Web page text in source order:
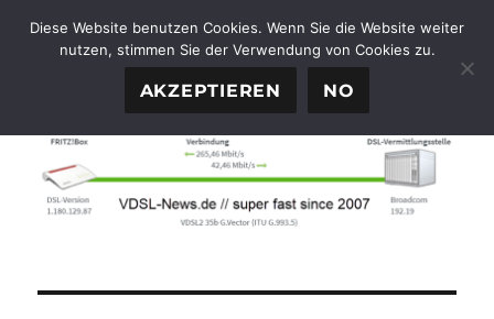
FTTH-News.de
Diese Website benutzen Cookies. Wenn Sie die Website weiter
nutzen, stimmen Sie der Verwendung von Cookies zu.
AKZEPTIEREN NO